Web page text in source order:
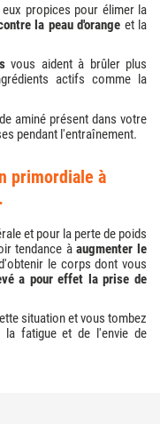
propices pour élimer la
la peau d'orange et la
vous aident à brûler plus
actifs comme la
aminé présent dans votre
pendant l'entraînement.
et pour la perte de poids
tendance àaugmenter le
le corps dont vous
a pour effet la prise de
situation et vous tombez
la fatigue et de l'envie de